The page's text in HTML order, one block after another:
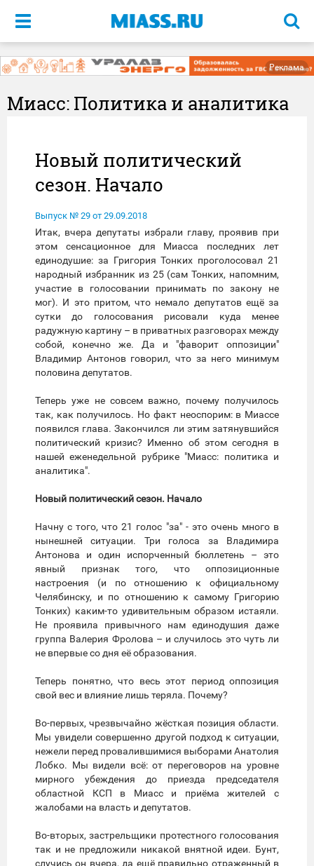
Меню
Реклама
Миасс: Политика и аналитика
Новый политический
сезон. Начало
Выпуск № 29 от 29.09.2018
Итак, вчера депутаты избрали главу, проявив при
этом сенсационное для Миасса последних лет
единодушие: за Григория Тонких проголосовал 21
народный избранник из 25 (сам Тонких, напомним,
участие в голосовании принимать по закону не
мог). И это притом, что немало депутатов ещё за
сутки до голосования рисовали куда менее
радужную картину – в приватных разговорах между
собой, конечно же. Да и "фаворит оппозиции"
Владимир Антонов говорил, что за него минимум
половина депутатов.
Теперь уже не совсем важно, почему получилось
так, как получилось. Но факт неоспорим: в Миассе
появился глава. Закончился ли этим затянувшийся
политический кризис? Именно об этом сегодня в
нашей еженедельной рубрике "Миасс: политика и
аналитика".
Новый политический сезон. Начало
Начну с того, что 21 голос "за" - это очень много в
нынешней ситуации. Три голоса за Владимира
Антонова и один испорченный бюллетень – это
явный признак того, что оппозиционные
настроения (и по отношению к официальному
Челябинску, и по отношению к самому Григорию
Тонких) каким-то удивительным образом истаяли.
Не проявила привычного нам единодушия даже
группа Валерия Фролова – и случилось это чуть ли
не впервые со дня её образования.
Теперь понятно, что весь этот период оппозиция
свой вес и влияние лишь теряла. Почему?
Во-первых, чрезвычайно жёсткая позиция области.
Мы увидели совершенно другой подход к ситуации,
нежели перед провалившимися выборами Анатолия
Лобко. Мы видели всё: от переговоров на уровне
мирного убеждения до приезда председателя
областной КСП в Миасс и приёма жителей с
жалобами на власть и депутатов.
Во-вторых, застрельщики протестного голосования
так и не предложили никакой внятной идеи. Бунт,
случись он вчера, да ещё правильно отраженный в